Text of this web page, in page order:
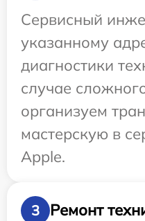
Сервисный
указанному
диагностики
случае
организуем
мастерскую в
Apple.
3
Ремонт